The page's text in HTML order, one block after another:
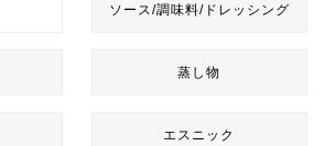
ソース/調味料/ドレッシング
蒸し物
エスニック